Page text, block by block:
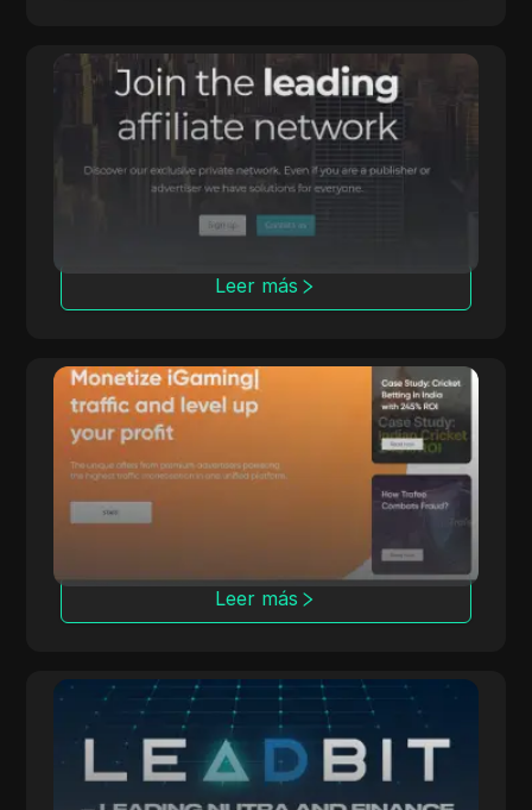
Affmine
Affmine se centra en campañas de alta
conversión con soluciones basadas en análisis
y muros de ofertas.
Leer más
Trafee
Trafee ofrece a los afiliados ingresos a través
de modelos CPC, CPS, CPL y Revshare con
opciones de Smartlink.
Leer más
Leadbit
LeadBit conecta a anunciantes y editores a
nivel mundial, ofreciendo campañas CPA y
CPL con seguimiento en tiempo real.